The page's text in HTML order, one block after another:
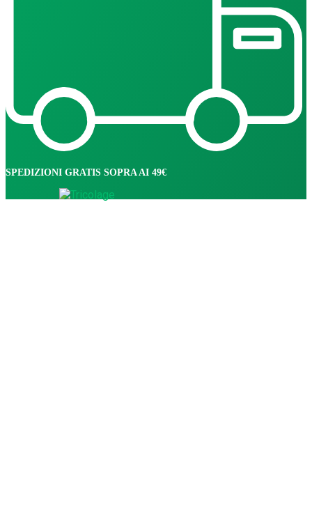
SPEDIZIONI GRATIS SOPRA AI 49€